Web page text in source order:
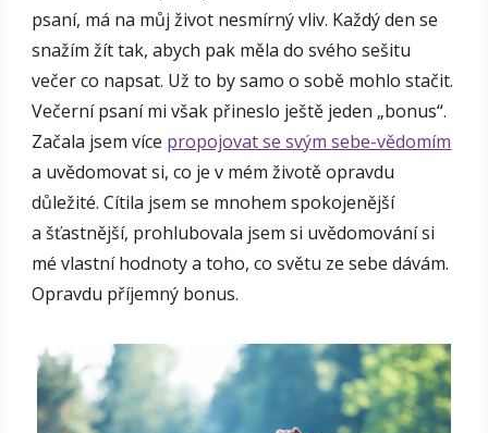
psaní, má na můj život nesmírný vliv. Každý den se
snažím žít tak, abych pak měla do svého sešitu
večer co napsat. Už to by samo o sobě mohlo stačit.
Večerní psaní mi však přineslo ještě jeden „bonus“.
Začala jsem více propojovat se svým sebe-vědomím
a uvědomovat si, co je v mém životě opravdu
důležité. Cítila jsem se mnohem spokojenější
a šťastnější, prohlubovala jsem si uvědomování si
mé vlastní hodnoty a toho, co světu ze sebe dávám.
Opravdu příjemný bonus.